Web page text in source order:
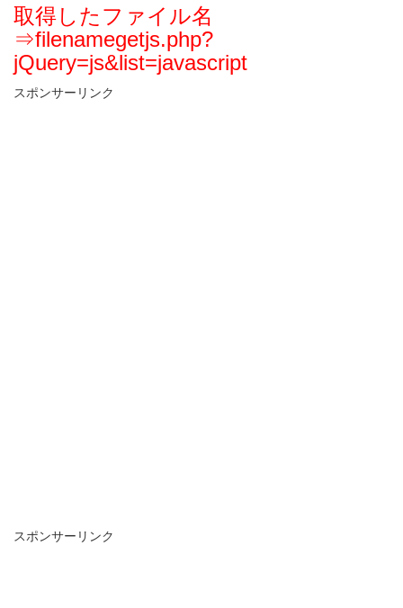
取得したファイル名
⇒filenamegetjs.php?
jQuery=js&list=javascript
スポンサーリンク
スポンサーリンク